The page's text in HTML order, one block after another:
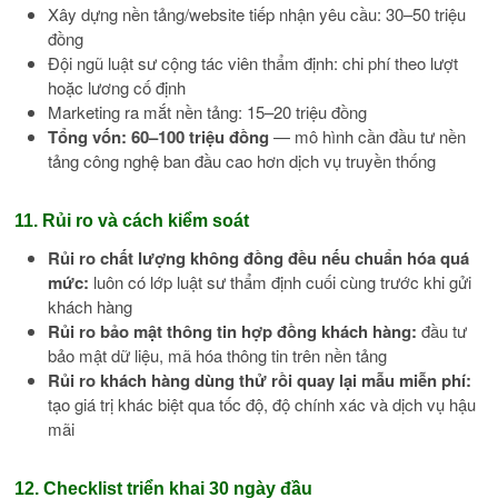
Xây dựng nền tảng/website tiếp nhận yêu cầu: 30–50 triệu
đồng
Đội ngũ luật sư cộng tác viên thẩm định: chi phí theo lượt
hoặc lương cố định
Marketing ra mắt nền tảng: 15–20 triệu đồng
Tổng vốn: 60–100 triệu đồng — mô hình cần đầu tư nền
tảng công nghệ ban đầu cao hơn dịch vụ truyền thống
11. Rủi ro và cách kiểm soát
Rủi ro chất lượng không đồng đều nếu chuẩn hóa quá
mức: luôn có lớp luật sư thẩm định cuối cùng trước khi gửi
khách hàng
Rủi ro bảo mật thông tin hợp đồng khách hàng: đầu tư
bảo mật dữ liệu, mã hóa thông tin trên nền tảng
Rủi ro khách hàng dùng thử rồi quay lại mẫu miễn phí:
tạo giá trị khác biệt qua tốc độ, độ chính xác và dịch vụ hậu
mãi
12. Checklist triển khai 30 ngày đầu